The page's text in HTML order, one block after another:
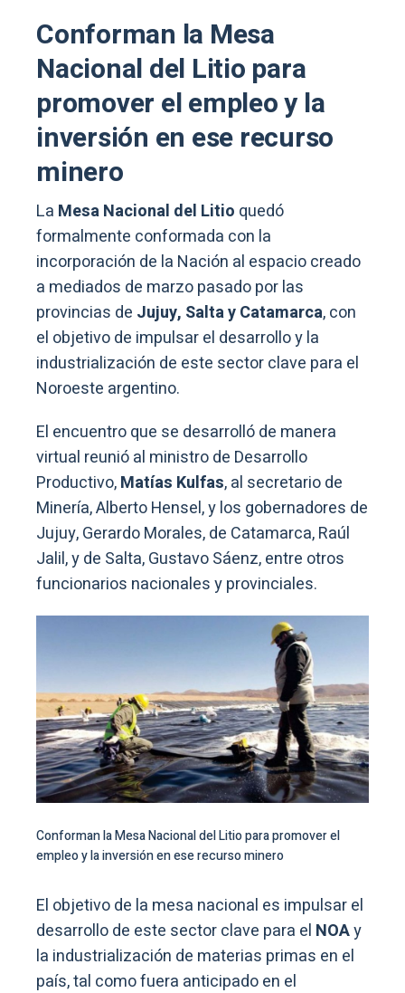
Conforman la Mesa
Nacional del Litio para
promover el empleo y la
inversión en ese recurso
minero
La Mesa Nacional del Litio quedó
formalmente conformada con la
incorporación de la Nación al espacio creado
a mediados de marzo pasado por las
provincias de Jujuy, Salta y Catamarca, con
el objetivo de impulsar el desarrollo y la
industrialización de este sector clave para el
Noroeste argentino.
El encuentro que se desarrolló de manera
virtual reunió al ministro de Desarrollo
Productivo,Matías Kulfas, al secretario de
Minería, Alberto Hensel, y los gobernadores de
Jujuy, Gerardo Morales, de Catamarca, Raúl
Jalil, y de Salta, Gustavo Sáenz, entre otros
funcionarios nacionales y provinciales.
Conforman la Mesa Nacional del Litio para promover el
empleo y la inversión en ese recurso minero
El objetivo de la mesa nacional es impulsar el
desarrollo de este sector clave para el NOAy
la industrialización de materias primas en el
país, tal como fuera anticipado en el